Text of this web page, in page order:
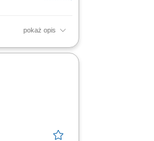
pokaż opis